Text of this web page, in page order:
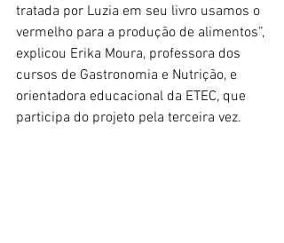
tratada por Luzia em seu livro usamos o
vermelho para a produção de alimentos”,
explicou Erika Moura, professora dos
cursos de Gastronomia e Nutrição, e
orientadora educacional da ETEC, que
participa do projeto pela terceira vez.